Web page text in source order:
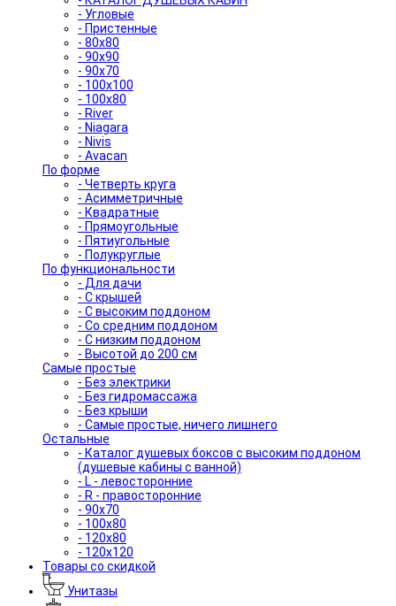
- Угловые
- Пристенные
- 80x80
- 90x90
- 90x70
- 100x100
- 100x80
- River
- Niagara
- Nivis
- Avacan
По форме
- Четверть круга
- Асимметричные
- Квадратные
- Прямоугольные
- Пятиугольные
- Полукруглые
По функциональности
- Для дачи
- С крышей
- С высоким поддоном
- Со средним поддоном
- С низким поддоном
- Высотой до 200 см
Самые простые
- Без электрики
- Без гидромассажа
- Без крыши
- Самые простые, ничего лишнего
Остальные
- Каталог душевых боксов с высоким поддоном
(душевые кабины с ванной)
- L - левосторонние
- R - правосторонние
- 90x70
- 100x80
- 120x80
- 120x120
Товары со скидкой
Унитазы